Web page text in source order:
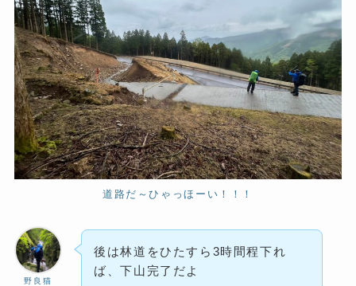
道路だ～ひゃっほーい！！！
野良猫
後は林道をひたすら3時間程下れ
ば、下山完了だよ